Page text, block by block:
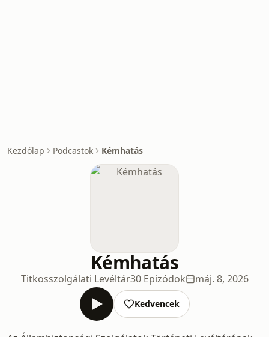
Kezdőlap Podcastok Kémhatás
Kémhatás
Titkosszolgálati Levéltár30 Epizódok máj. 8, 2026
Kedvencek